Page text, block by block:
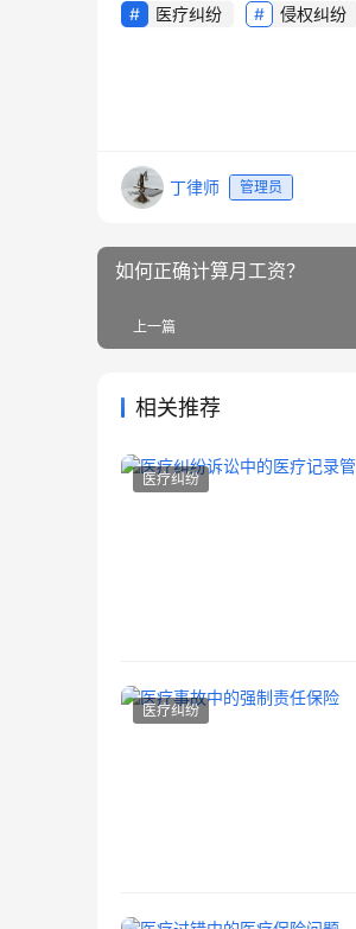
医疗纠纷 侵权纠纷
丁律师 管理员
如何正确计算月工资？
上一篇
相关推荐
医疗纠纷
医疗纠纷